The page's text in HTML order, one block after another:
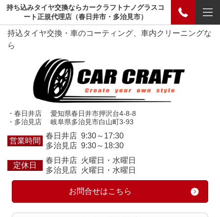
持ち込みタイヤ交換ならカークラフトナノグラスコ
ート正規代理店（春日井市・多治見市）
持込タイヤ交換・車のコーティング、車内クリーニングな
ら
・春日井店 愛知県春日井市押沢台4-8-8
・多治見店 岐阜県多治見市白山町3-93
営業時間
春日井店 9:30～17:30
多治見店 9:30～18:30
定休日
春日井店 火曜日・水曜日
多治見店 火曜日・水曜日
お問合せはこちら